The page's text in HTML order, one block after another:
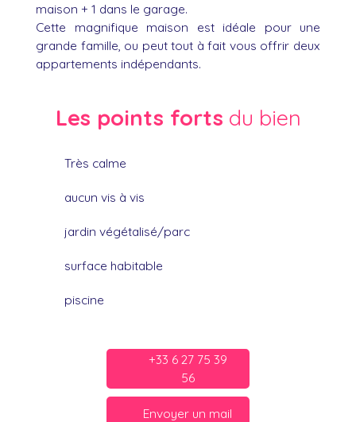
maison + 1 dans le garage.
Cette magnifique maison est idéale pour une
grande famille, ou peut tout à fait vous offrir deux
appartements indépendants.
Les points forts du bien
Très calme
aucun vis à vis
jardin végétalisé/parc
surface habitable
piscine
+33 6 27 75 39
56
Envoyer un mail